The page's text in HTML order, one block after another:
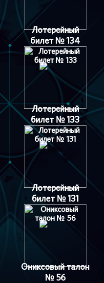
Лотерейный
билет № 134
Лотерейный
билет № 133
Лотерейный
билет № 131
Ониксовый талон
№ 56